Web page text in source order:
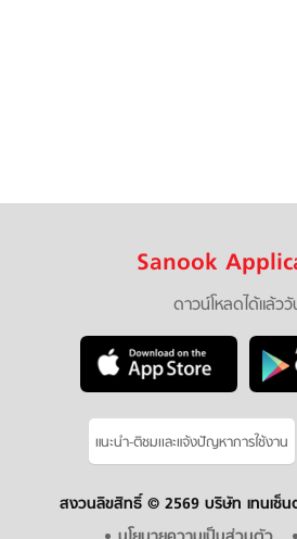
Sanook
ดาวน์โหลดได้แล้ว
แนะนำ-ติชมเเละแจ้งปัญหาการใช้งาน
สงวนลิขสิทธิ์ © 2569 บริษัท เทนเซ็